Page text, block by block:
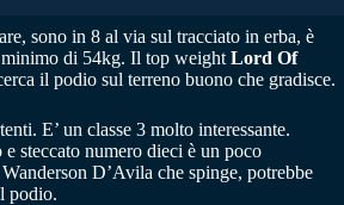
sono in 8 al via sul tracciato in erba, è
di 54kg. Il top weight Lord Of
il podio sul terreno buono che gradisce.
E’ un classe 3 molto interessante.
steccato numero dieci è un poco
D’Avila che spinge, potrebbe
podio.